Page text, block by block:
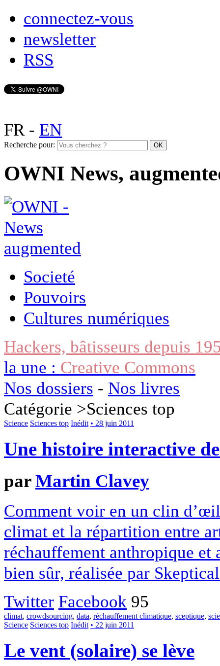
connectez-vous
newsletter
RSS
FR- EN
Recherche pour:
OWNI News,
Societé
Pouvoirs
Cultures numériques
Hackers, bâtisseurs depuis
la une : Creative Commons
Nos dossiers - Nos livres
Catégorie >Sciences top
Science Sciences top Inédit • 28 juin 2011
Une histoire interactive
parMartin Clavey
Comment voir en un clin
climat et la répartition entre
réchauffement anthropique et
bien sûr, réalisée par
Twitter Facebook 95
climat, crowdsourcing, data, réchauffement climatique, sceptique,
Science Sciences top Inédit • 22 juin 2011
Le vent (solaire) se lève